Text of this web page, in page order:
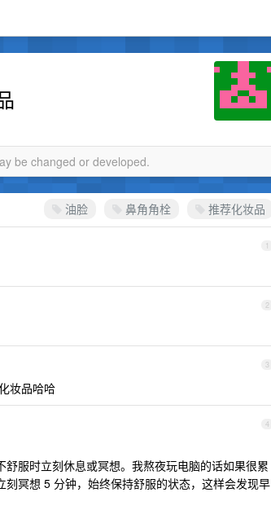
be changed or developed.
油脸 鼻角角栓 推荐化妆品
1
2
3
妆品哈哈
4
服时立刻休息或冥想。我熬夜玩电脑的话如果很累
冥想 5 分钟，始终保持舒服的状态，这样会发现早